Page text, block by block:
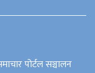
पोर्टल सञ्चालन